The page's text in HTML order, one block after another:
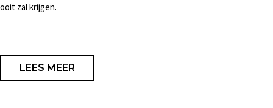
ooit zal krijgen.
LEES MEER